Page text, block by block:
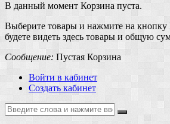
В данный момент Корзина пуста.
Выберите товары и нажмите на кнопку
будете видеть здесь товары и общую
Сообщение: Пустая Корзина
Войти в кабинет
Создать кабинет